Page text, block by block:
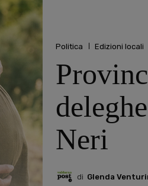
Politica Edizioni locali
Neri
di Glenda